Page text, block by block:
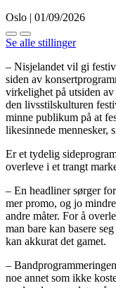
Oslo | 01/09/2026
Se alle stillinger
– Nisjelandet vil gi
siden av
virkelighet på utsiden
den livsstilskulturen
minne publikum på at
likesinnede mennesker,
Er et tydelig
overleve i et trangt
– En headliner sørger
mer promo, og jo
andre måter. For å
man bare kan basere
kan akkurat det gamet.
–
noe annet som ikke